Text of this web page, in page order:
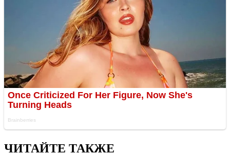
ЧИТАЙТЕ ТАКЖЕ